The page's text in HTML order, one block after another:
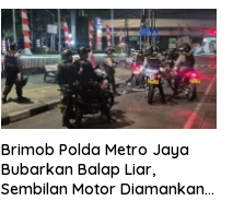
Brimob Polda Metro Jaya
Bubarkan Balap Liar,
Sembilan Motor Diamankan